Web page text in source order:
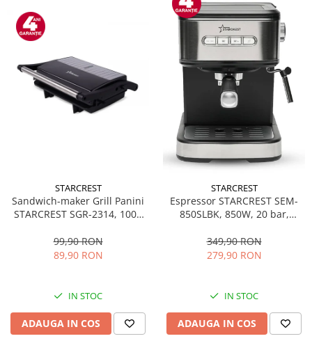
STARCREST
Sandwich-maker Grill Panini
STARCREST SGR-2314, 1000
Deschidere 180°, Suprafata
de gatire 23 x 14 cm, Negru
99,90 RON
89,90 RON
IN STOC
ADAUGA IN COS
STARCREST
Espressor STARCREST SEM-
850SLBK, 850W, 20 bar,
dispozitiv spumare, filtru
dublu din inox, Negru/Inox
349,90 RON
279,90 RON
IN STOC
ADAUGA IN COS